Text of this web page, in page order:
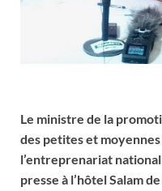
Le ministre de la
des petites et
l’entreprenariat
presse à l’hôtel Salam